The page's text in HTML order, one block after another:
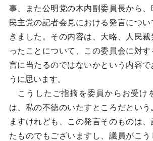
事、また公明党の木内副委員長から
民主党の記者会見における発言につ
きました。その内容は、大略、人民
ったことについて、この委員会に対
言に当たるのではないかという内容
うに思います。
こうしたご指摘を委員からお受け
は、私の不徳のいたすところだという
ますけれども、この発言そのものは
たものでもございますし、議員がこ